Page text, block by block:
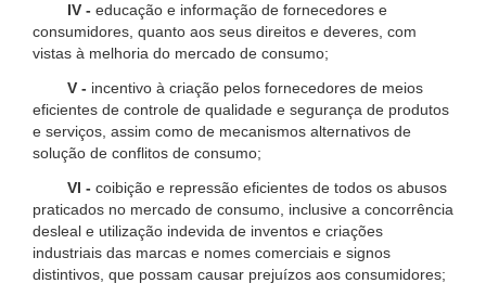
IV - educação e informação de fornecedores e
consumidores, quanto aos seus direitos e deveres, com
vistas à melhoria do mercado de consumo;
V - incentivo à criação pelos fornecedores de meios
eficientes de controle de qualidade e segurança de produtos
e serviços, assim como de mecanismos alternativos de
solução de conflitos de consumo;
VI - coibição e repressão eficientes de todos os abusos
praticados no mercado de consumo, inclusive a concorrência
desleal e utilização indevida de inventos e criações
industriais das marcas e nomes comerciais e signos
distintivos, que possam causar prejuízos aos consumidores;